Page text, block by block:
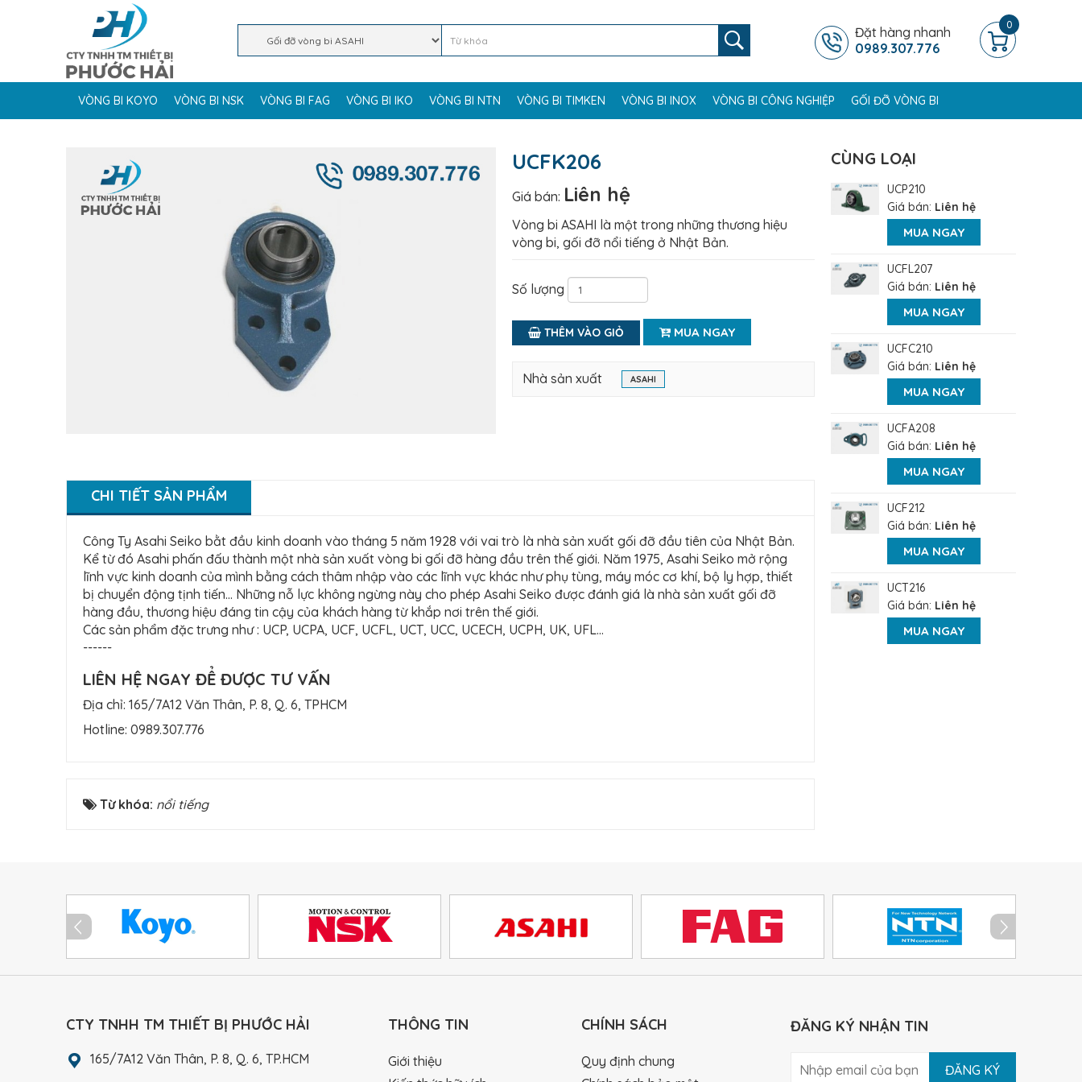
Đặt hàng nhanh
0989.307.776
0
VÒNG BI KOYO VÒNG BI NSK VÒNG BI FAG VÒNG BI IKO VÒNG BI NTN VÒNG BI TIMKEN VÒNG BI INOX VÒNG BI CÔNG NGHIỆP GỐI ĐỠ VÒNG BI
UCFK206
Giá bán: Liên hệ
Vòng bi ASAHI là một trong những thương hiệu
vòng bi, gối đỡ nổi tiếng ở Nhật Bản.
Số lượng
THÊM VÀO GIỎ MUA NGAY
Nhà sản xuất ASAHI
CHI TIẾT SẢN PHẨM
Công Ty Asahi Seiko bằt đầu kinh doanh vào tháng 5 năm 1928 với vai trò là nhà sản xuất gối đỡ đầu tiên của Nhật Bản.
Kể từ đó Asahi phấn đấu thành một nhà sản xuất vòng bi gối đỡ hàng đầu trên thế giới. Năm 1975, Asahi Seiko mở rộng
lĩnh vực kinh doanh của mình bằng cách thâm nhập vào các lĩnh vực khác như phụ tùng, máy móc cơ khí, bộ ly hợp, thiết
bị chuyển động tịnh tiến... Những nỗ lực không ngừng này cho phép Asahi Seiko được đánh giá là nhà sản xuất gối đỡ
hàng đầu, thương hiệu đáng tin cậy của khách hàng từ khắp nơi trên thế giới.
Các sản phẩm đặc trưng như : UCP, UCPA, UCF, UCFL, UCT, UCC, UCECH, UCPH, UK, UFL…
------
LIÊN HỆ NGAY ĐỂ ĐƯỢC TƯ VẤN
Địa chỉ: 165/7A12 Văn Thân, P. 8, Q. 6, TPHCM
Hotline: 0989.307.776
Từ khóa: nổi tiếng
CÙNG LOẠI
UCP210
Giá bán: Liên hệ
MUA NGAY
UCFL207
Giá bán: Liên hệ
MUA NGAY
UCFC210
Giá bán: Liên hệ
MUA NGAY
UCFA208
Giá bán: Liên hệ
MUA NGAY
UCF212
Giá bán: Liên hệ
MUA NGAY
UCT216
Giá bán: Liên hệ
MUA NGAY
CTY TNHH TM THIẾT BỊ PHƯỚC HẢI
165/7A12 Văn Thân, P. 8, Q. 6, TP.HCM
THÔNG TIN
Giới thiệu
CHÍNH SÁCH
Quy định chung
ĐĂNG KÝ NHẬN TIN
ĐĂNG KÝ